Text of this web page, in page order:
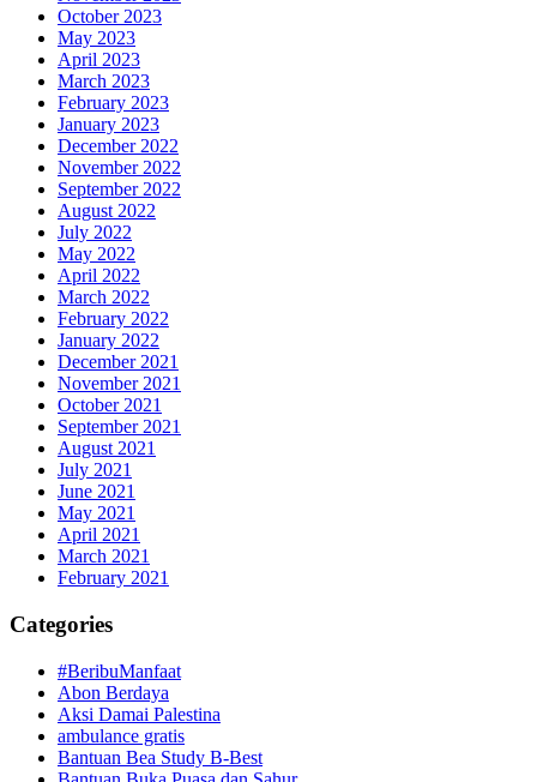
October 2023
May 2023
April 2023
March 2023
February 2023
January 2023
December 2022
November 2022
September 2022
August 2022
July 2022
May 2022
April 2022
March 2022
February 2022
January 2022
December 2021
November 2021
October 2021
September 2021
August 2021
July 2021
June 2021
May 2021
April 2021
March 2021
February 2021
Categories
#BeribuManfaat
Abon Berdaya
Aksi Damai Palestina
ambulance gratis
Bantuan Bea Study B-Best